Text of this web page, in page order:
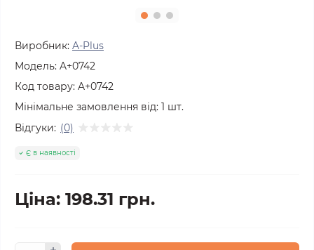
Виробник: A-Plus
Модель: A+0742
Код товару: A+0742
Мінімальне замовлення від: 1 шт.
Відгуки: (0)
Є в наявності
Ціна: 198.31 грн.